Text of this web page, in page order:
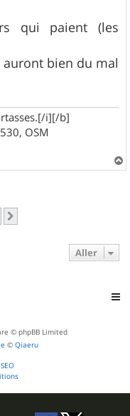
qui paient (les
bien du mal
i][/b]
530, OSM
a
Aller
© phpBB Limited
© Qiaeru